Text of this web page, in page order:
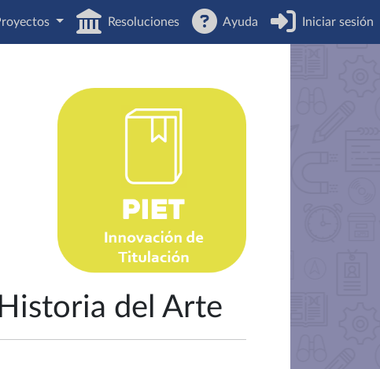
Resoluciones Ayuda Iniciar sesión
del Arte